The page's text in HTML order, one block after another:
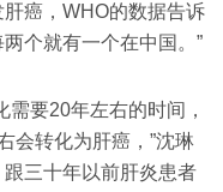
癌，WHO的数据告诉
个就有一个在中国。”
需要20年左右的时间，
会转化为肝癌，”沈琳
三十年以前肝炎患者